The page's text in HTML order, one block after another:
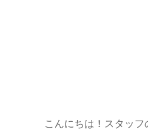
こんにちは！スタッフ